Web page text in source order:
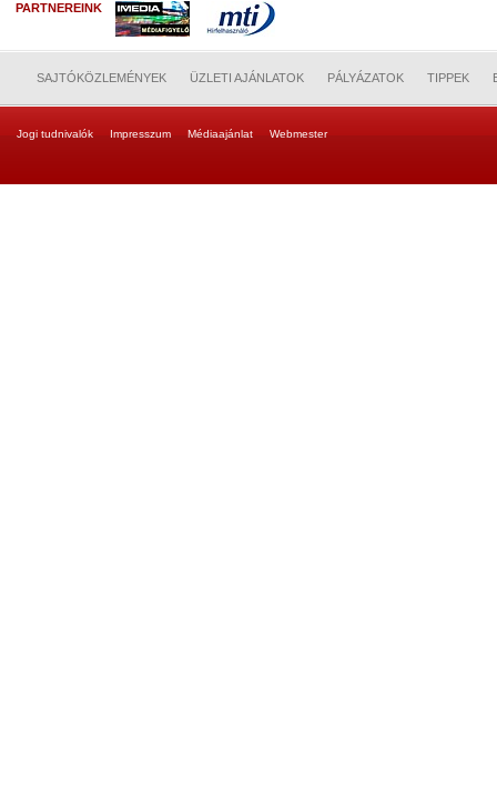
PARTNEREINK
SAJTÓKÖZLEMÉNYEK ÜZLETI AJÁNLATOK PÁLYÁZATOK TIPPEK
Jogi tudnivalók Impresszum Médiaajánlat Webmester